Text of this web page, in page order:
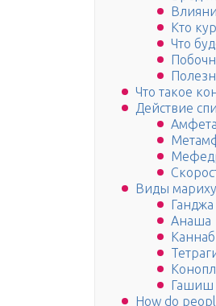
Кто
Что
Что такое
Действие
Виды
Ганджа
Анаша
Гашиш
How do